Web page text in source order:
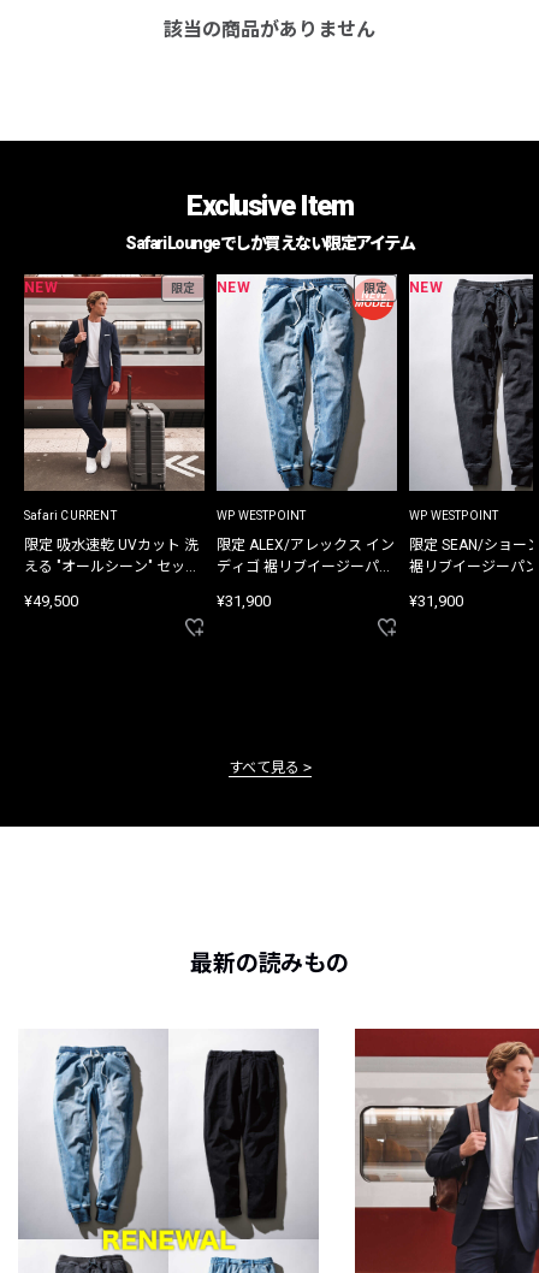
該当の商品がありません
Exclusive Item
Safari Loungeでしか買えない限定アイテム
NEW 限定
Safari CURRENT
限定 吸水速乾 UVカット 洗
える "オールシーン" セット
¥49,500
NEW 限定
WP WESTPOINT
限定 ALEX/アレックス イン
ディゴ 裾リブイージーパン
¥31,900
NEW
WP WESTPOINT
限定 SEAN/ショー
裾リブイージーパ
¥31,900
すべて見る
最新の読みもの